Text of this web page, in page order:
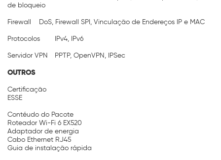
de bloqueio
Firewall
DoS, Firewall SPI, Vinculação de Endereços IP e MAC
Protocolos
IPv4, IPv6
Servidor VPN
PPTP, OpenVPN, IPSec
OUTROS
Certificação
ESSE
Contéudo do Pacote
Roteador Wi-Fi 6 EX520
Adaptador de energia
Cabo Ethernet RJ45
Guia de instalação rápida